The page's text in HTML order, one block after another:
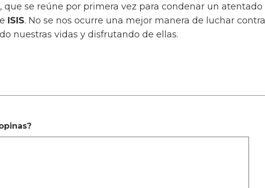
que se reúne por primera vez para condenar un atentado
ISIS. No se nos ocurre una mejor manera de luchar contra
nuestras vidas y disfrutando de ellas.